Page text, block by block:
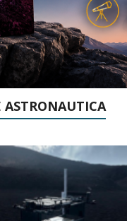
ASTRONAUTICA